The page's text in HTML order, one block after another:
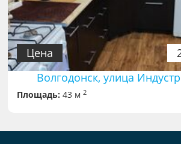
Цена
Волгодонск, улица
Площадь: 43 м2